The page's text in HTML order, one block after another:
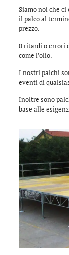
Siamo noi che
il palco al
prezzo.
0 ritardi o errori
come l’olio.
I nostri palchi
eventi di
Inoltre sono
base alle